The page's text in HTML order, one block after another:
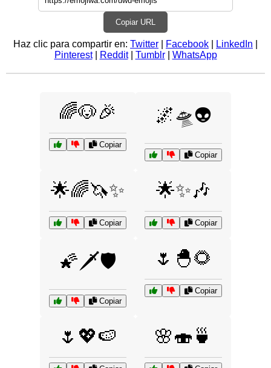
Copiar URL
Haz clic para compartir en: Twitter Facebook LinkedIn
Pinterest| Reddit| Tumblr| WhatsApp
🌈🐶🎉
Copiar
🌌🛸👽
Copiar
🌟🌈🦄✨
Copiar
🌟✨🎶
Copiar
🌠🗡️🛡️
Copiar
🌷🐣🌻
Copiar
🌷💖🍉 🌸🍣🍵